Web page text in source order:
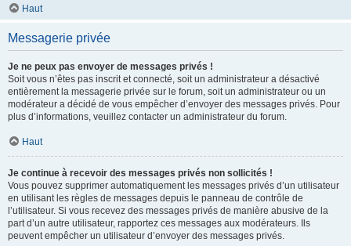
Haut
Messagerie privée
Je ne peux pas envoyer de messages privés !
Soit vous n’êtes pas inscrit et connecté, soit un administrateur a désactivé
entièrement la messagerie privée sur le forum, soit un administrateur ou un
modérateur a décidé de vous empêcher d’envoyer des messages privés. Pour
plus d’informations, veuillez contacter un administrateur du forum.
Haut
Je continue à recevoir des messages privés non sollicités !
Vous pouvez supprimer automatiquement les messages privés d’un utilisateur
en utilisant les règles de messages depuis le panneau de contrôle de
l’utilisateur. Si vous recevez des messages privés de manière abusive de la
part d’un autre utilisateur, rapportez ces messages aux modérateurs. Ils
peuvent empêcher un utilisateur d’envoyer des messages privés.